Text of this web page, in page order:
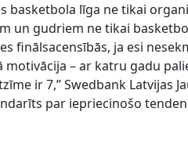
basketbola līga ne tikai
un gudriem ne tikai
finālsacensībās, ja esi
– ar katru gadu
ir 7,” Swedbank Latvijas
par iepriecinošo